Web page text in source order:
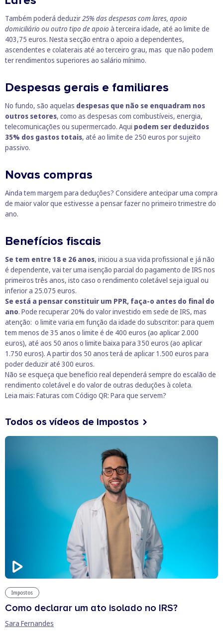
Também poderá deduzir25% das despesas com lares, apoio
domiciliário ou outro tipo de apoio à terceira idade, até ao limite de
403,75 euros. Nesta secção entra o apoio a dependentes,
ascendentes e colaterais até ao terceiro grau, mas que não podem
ter rendimentos superiores ao salário mínimo.
Despesas gerais e familiares
No fundo, são aquelas despesas que não se enquadram nos
outros setores, como as despesas com combustíveis, energia,
telecomunicações ou supermercado. Aqui podem ser deduzidos
35% dos gastos totais, até ao limite de 250 euros por sujeito
passivo.
Novas compras
Ainda tem margem para deduções? Considere antecipar uma compra
de maior valor que estivesse a pensar fazer no primeiro trimestre do
ano.
Benefícios fiscais
Se tem entre 18 e 26 anos, iniciou a sua vida profissional e já não
é dependente, vai ter uma isenção parcial do pagamento de IRS nos
primeiros três anos, isto caso o rendimento coletável seja igual ou
inferior a 25.075 euros.
Se está a pensar constituir um PPR, faça-o antes do final do
ano. Pode recuperar 20% do valor investido em sede de IRS, mas
atenção: o limite varia em função da idade do subscritor: para quem
tem menos de 35 anos o limite é de 400 euros (ao aplicar 2.000
euros), até aos 50 anos o limite baixa para 350 euros (ao aplicar
1.750 euros). A partir dos 50 anos terá de aplicar 1.500 euros para
poder deduzir até 300 euros.
Não se esqueça que benefício real dependerá sempre do escalão de
rendimento coletável e do valor de outras deduções à coleta.
Leia mais: Faturas com Código QR: Para que servem?
Todos os vídeos de impostos
Impostos
Como declarar um ato isolado no IRS?
Sara Fernandes